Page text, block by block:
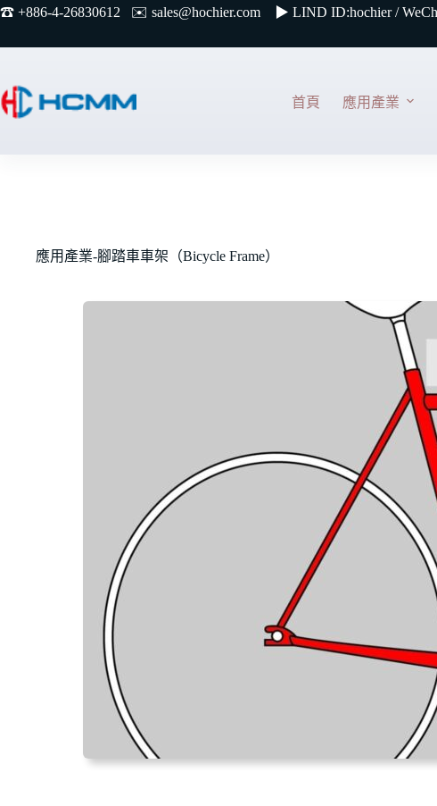
☎︎ +886-4-26830612 ✉️ sales@hochier.com ▶ LIND ID:hochier /
首頁 應用產業
應用產業-腳踏車車架（Bicycle Frame）